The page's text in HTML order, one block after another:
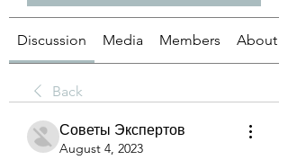
Discussion Media Members About
Back
Советы Экспертов
August 4, 2023